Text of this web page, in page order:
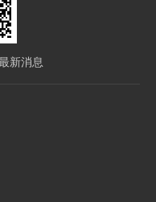
新消息